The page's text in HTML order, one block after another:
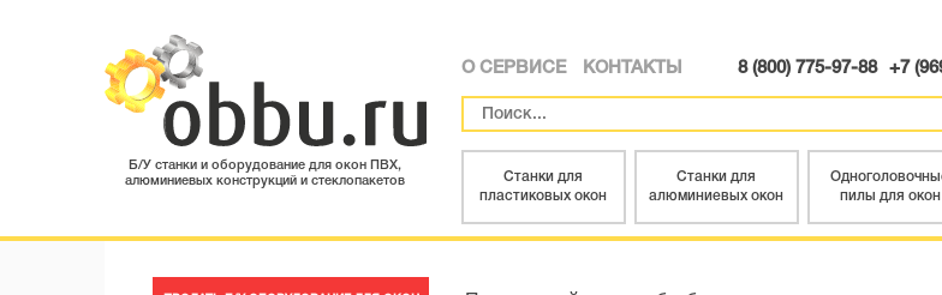
Б/У станки и оборудование для окон ПВХ,
алюминиевых конструкций и стеклопакетов
О СЕРВИСЕ КОНТАКТЫ 8 (800) 775-97-88 +7
Станки для
пластиковых окон
Станки для
алюминиевых окон
пилы для окон